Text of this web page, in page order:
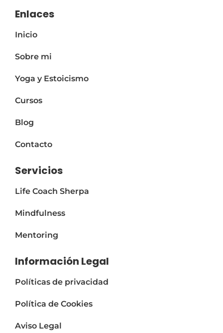
e
Enlaces
Inicio
Sobre mi
Yoga y Estoicismo
Cursos
Blog
Contacto
Servicios
Life Coach Sherpa
Mindfulness
Mentoring
Información Legal
Políticas de privacidad
Política de Cookies
Aviso Legal